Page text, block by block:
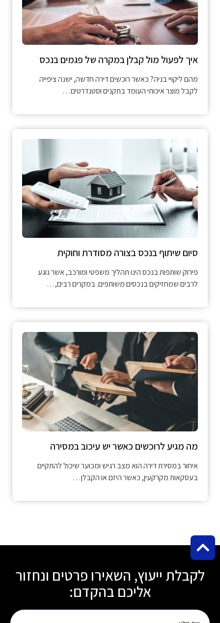
איך לפעול מול קבלן במקרה של פגמים בנכס
מהם ליקויי בניה? כאשר רוכשים דירה חדשה, ישנה ציפייה
לקבל מוצר איכותי העומד בתקנים וסטנדרטים…
סיום שיתוף בנכס בצורה מסודרת וחוקית
פירוק שותפות בנכס הינו תהליך משפטי ומורכב, אשר נוגע
לרבים שמחזיקים בנכסים משותפים. במקרים רבים,…
מה מגיע לרוכשים כאשר יש עיכוב במסירה
איחור במסירת דירה הוא מצב רגיש ומכוער שיכול להתקיים
בעסקאות מקרקעין, כאשר היזם או הקבלן…
לקבלת ייעוץ, השאירו פרטים ונחזור
אליכם בהקדם: